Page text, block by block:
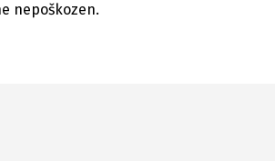
nepoškozen.